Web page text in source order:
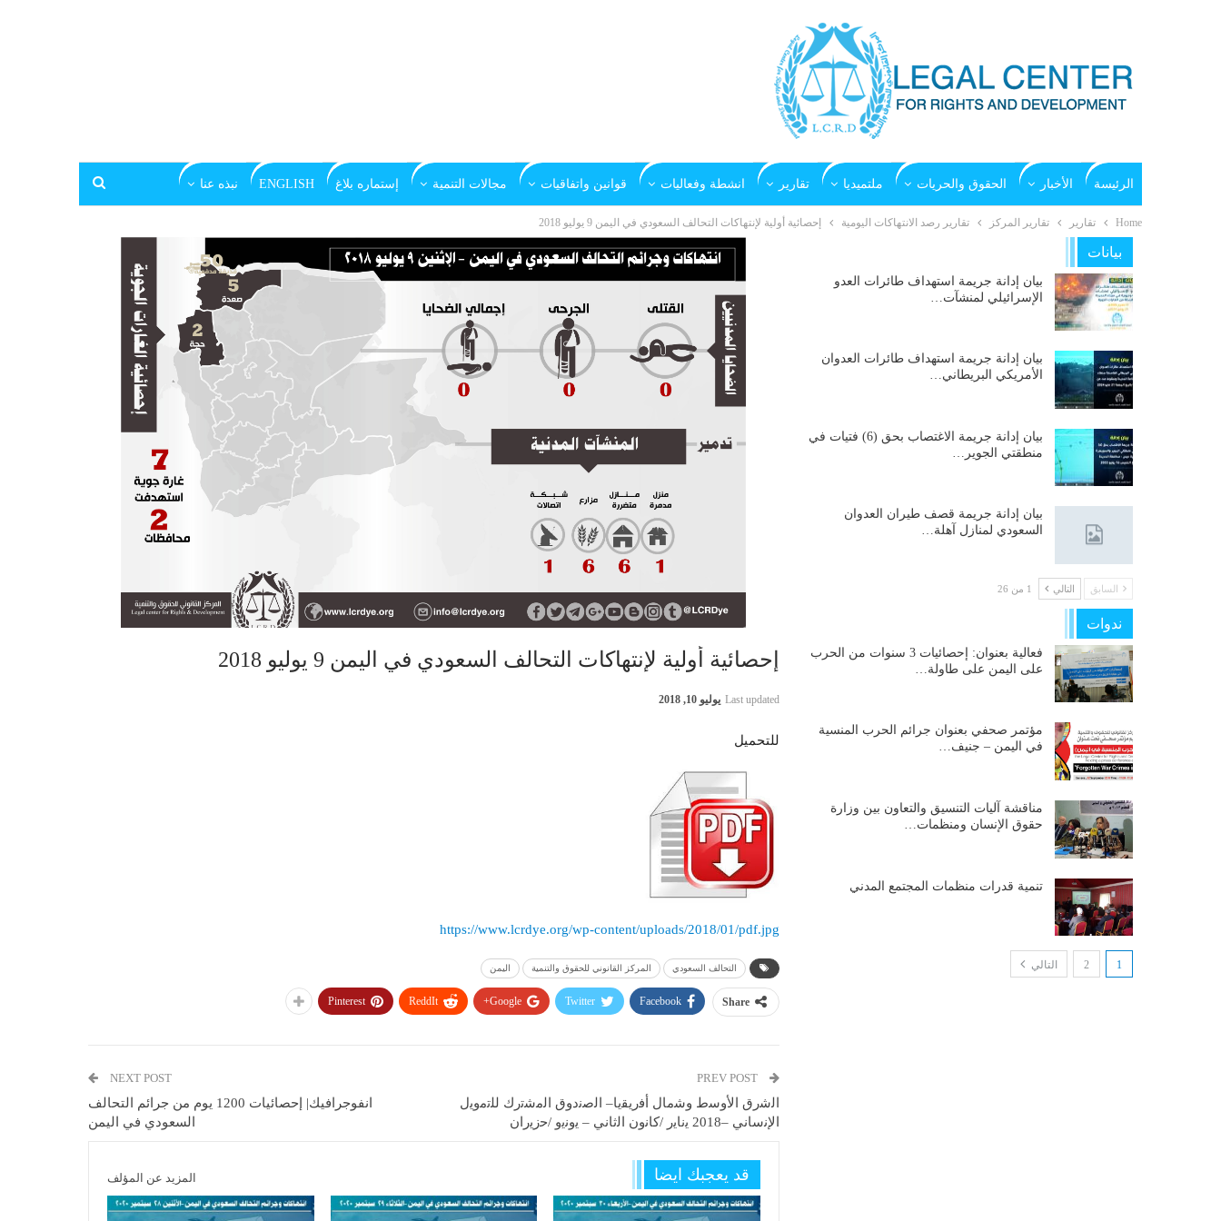
الرئيسة الأخبار الحقوق والحريات ملتميديا تقارير انشطة وفعاليات قوانين واتفاقيات مجالات التنمية إستماره بلاغ ENGLISH نبذه عنا
Home تقارير تقارير المركز تقارير رصد الانتهاكات اليومية إحصائية أولية لإنتهاكات التحالف السعودي في اليمن 9 يوليو 2018
إحصائية أولية لإنتهاكات التحالف السعودي في اليمن 9 يوليو 2018
Last updated يوليو 10, 2018
للتحميل
https://www.lcrdye.org/wp-content/uploads/2018/01/pdf.jpg
التحالف السعودي المركز القانوني للحقوق والتنمية اليمن
Share
Facebook
Twitter
Google+
ReddIt
Pinterest
PREV POST
اﻟﺷرق اﻷوﺳط وﺷﻣﺎل أﻓرﯾﻘﯾﺎ– اﻟﺻﻧدوق اﻟﻣﺷﺗرك ﻟﻠﺗﻣوﯾل
اﻹﻧﺳﺎﻧﻲ –2018 ﯾﻧﺎﯾر /ﻛﺎﻧون اﻟﺛﺎﻧﻲ – ﯾوﻧﯾو /ﺣزﯾران
NEXT POST
انفوجرافيك| إحصائيات 1200 يوم من جرائم التحالف
السعودي في اليمن
قد يعجبك ايضا المزيد عن المؤلف
بيانات
بيان إدانة جريمة استهداف طائرات العدو
الإسرائيلي لمنشآت…
بيان إدانة جريمة استهداف طائرات العدوان
الأمريكي البريطاني…
بيان إدانة جريمة الاغتصاب بحق (6) فتيات في
منطقتي الجوير…
بيان إدانة جريمة قصف طيران العدوان
السعودي لمنازل آهلة…
السابق التالي 1 من 26
ندوات
فعالية بعنوان: إحصائيات 3 سنوات من الحرب
على اليمن على طاولة…
مؤتمر صحفي بعنوان جرائم الحرب المنسية
في اليمن – جنيف…
مناقشة آليات التنسيق والتعاون بين وزارة
حقوق الإنسان ومنظمات…
تنمية قدرات منظمات المجتمع المدني
1
2 التالي